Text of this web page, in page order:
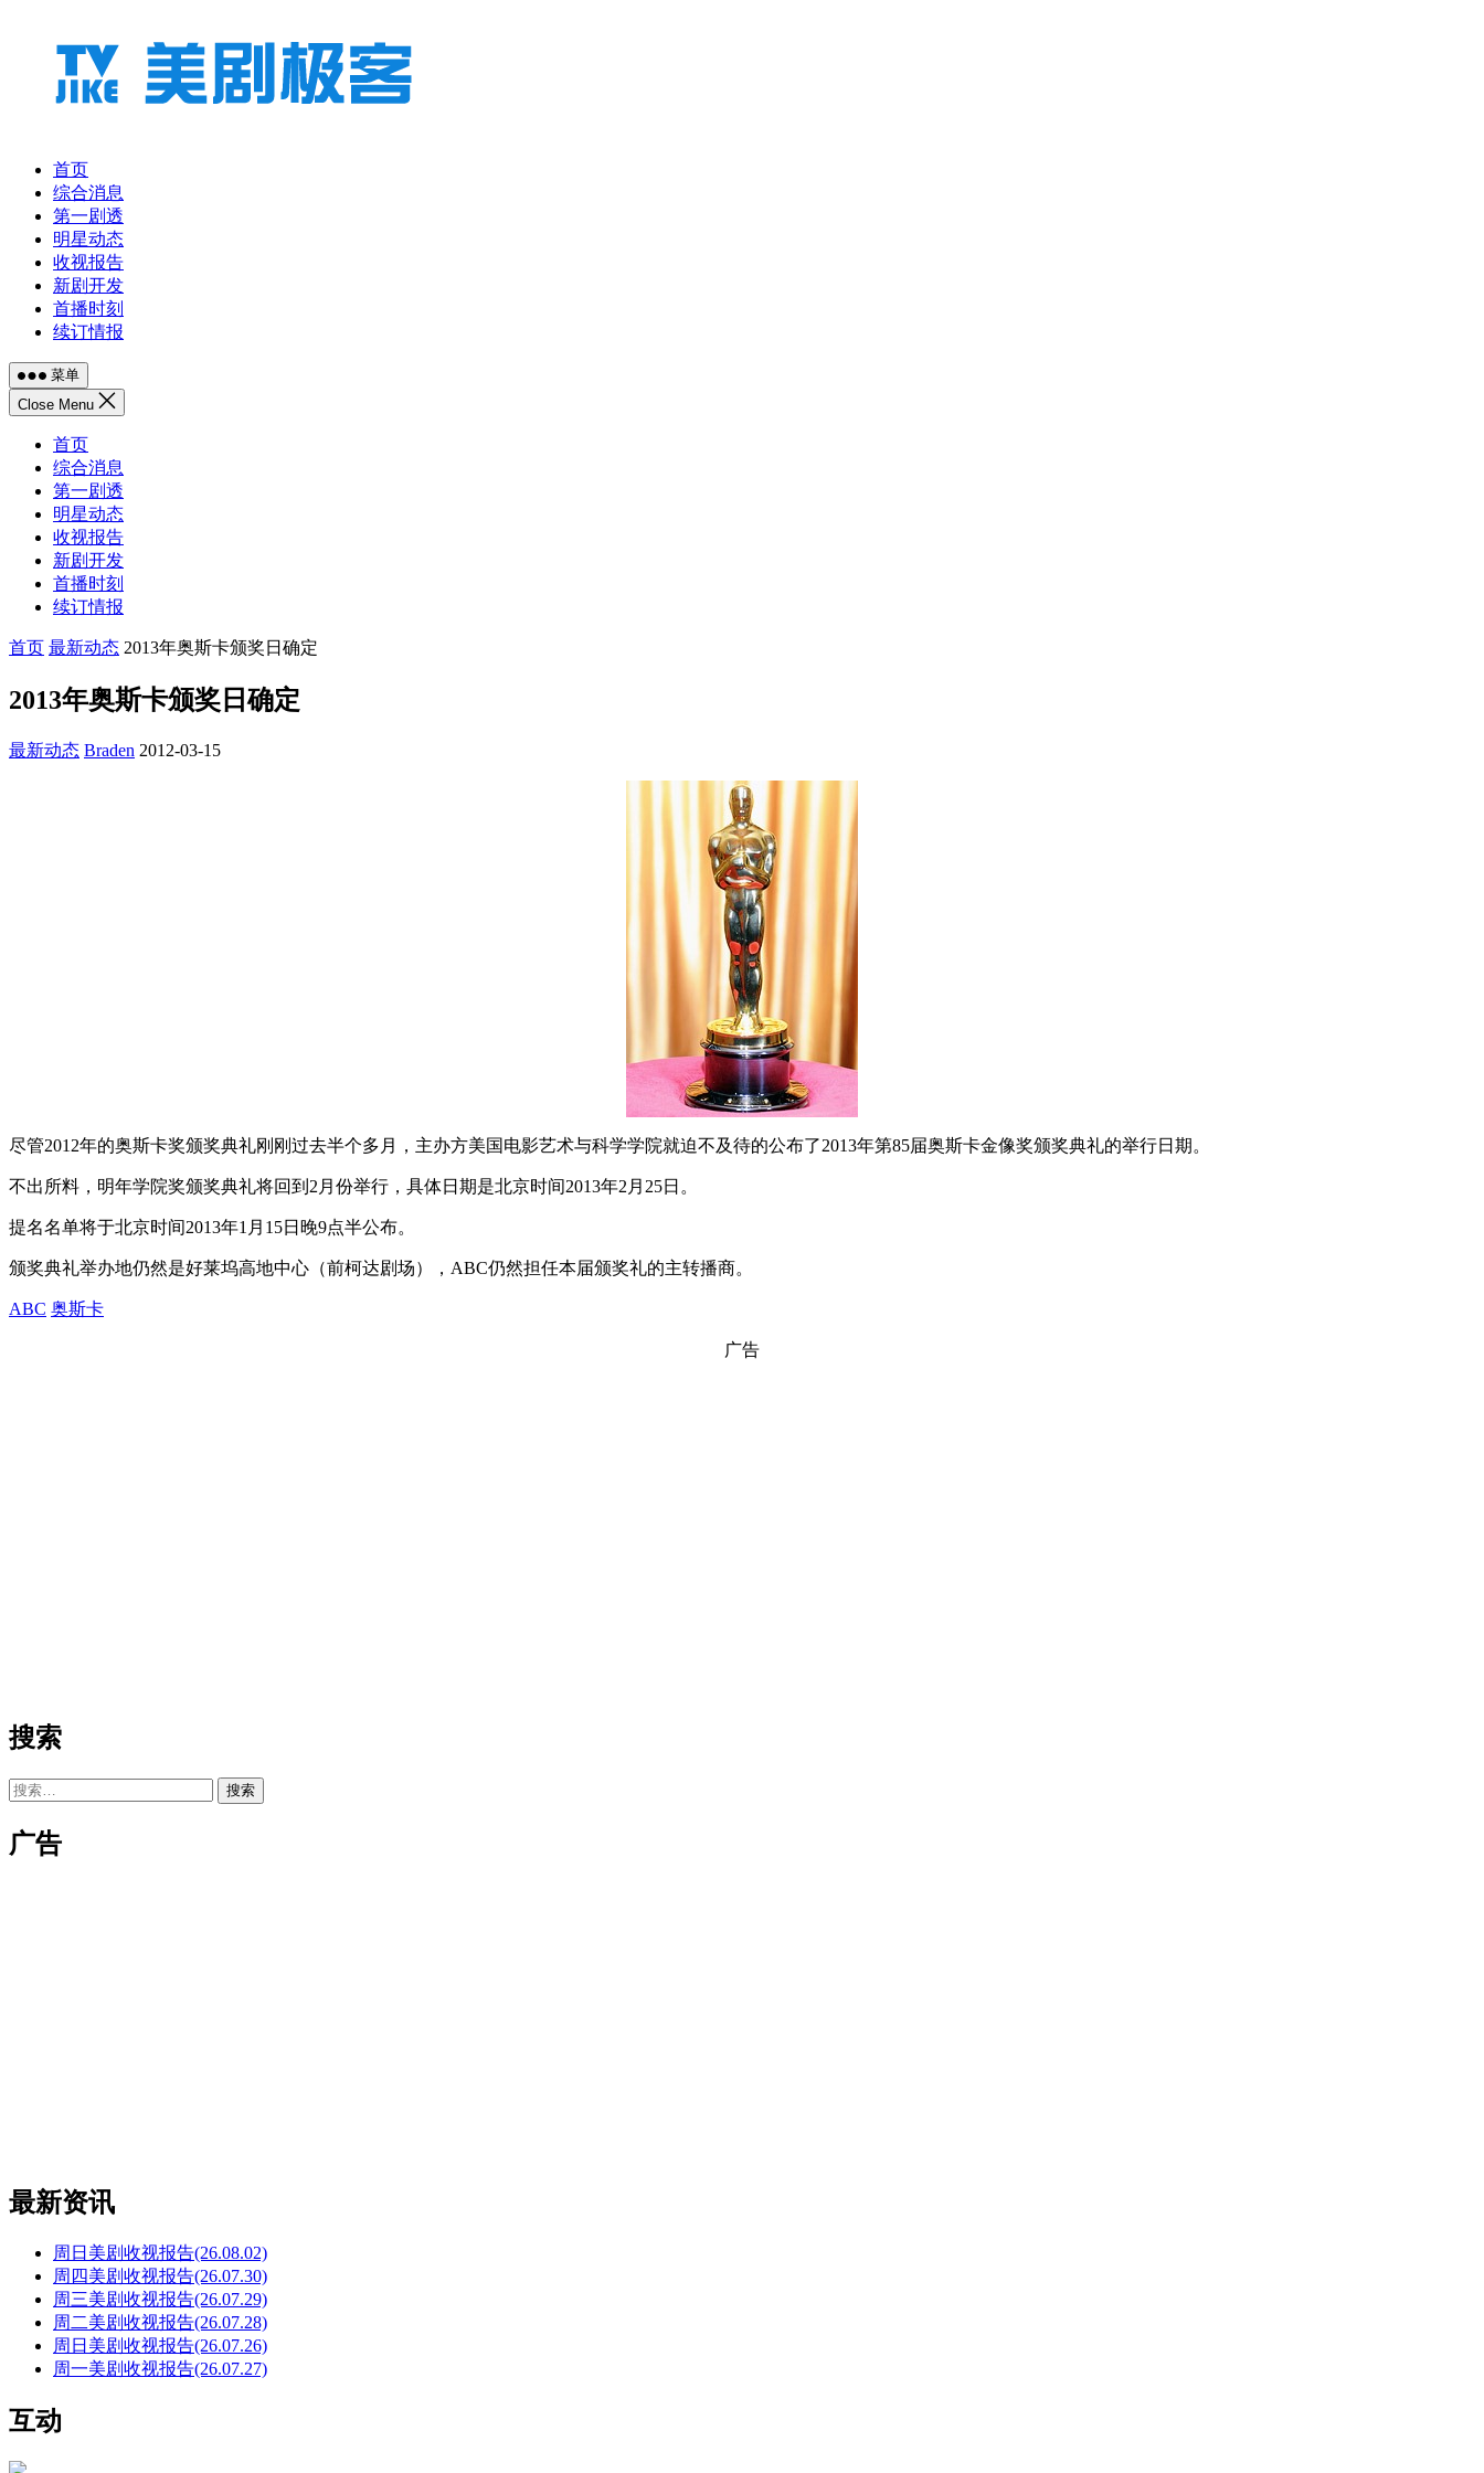
首页
综合消息
第一剧透
明星动态
收视报告
新剧开发
首播时刻
续订情报
菜单
Close Menu
首页
综合消息
第一剧透
明星动态
收视报告
新剧开发
首播时刻
续订情报
首页 最新动态 2013年奥斯卡颁奖日确定
2013年奥斯卡颁奖日确定
最新动态 Braden 2012-03-15
尽管2012年的奥斯卡奖颁奖典礼刚刚过去半个多月，主办方美国电影艺术与科学学院就迫不及待的公布了2013年第85届奥斯卡金像奖颁奖典礼的举行日期。
不出所料，明年学院奖颁奖典礼将回到2月份举行，具体日期是北京时间2013年2月25日。
提名名单将于北京时间2013年1月15日晚9点半公布。
颁奖典礼举办地仍然是好莱坞高地中心（前柯达剧场），ABC仍然担任本届颁奖礼的主转播商。
ABC 奥斯卡
广告
搜索
搜
广告
最新资讯
周日美剧收视报告(26.08.02)
周四美剧收视报告(26.07.30)
周三美剧收视报告(26.07.29)
周二美剧收视报告(26.07.28)
周日美剧收视报告(26.07.26)
周一美剧收视报告(26.07.27)
互动